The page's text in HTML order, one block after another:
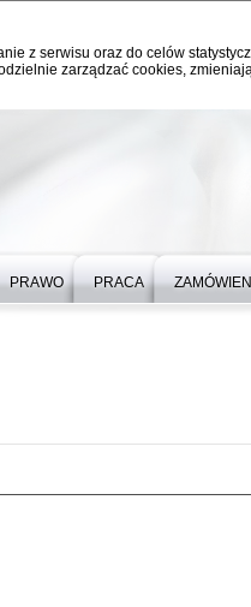
z serwisu oraz do celów
zarządzać cookies,
PRAWO PRACA